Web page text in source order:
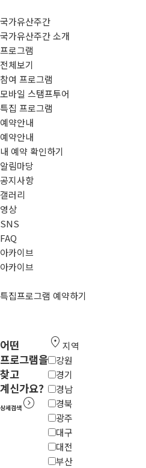
국가유산주간
국가유산주간 소개
프로그램
전체보기
참여 프로그램
모바일 스탬프투어
특집 프로그램
예약안내
예약안내
내 예약 확인하기
알림마당
공지사항
갤러리
영상
SNS
FAQ
아카이브
아카이브
특집프로그램 예약하기
어떤
프로그램을
찾고
계신가요?
상세검색 expand_circle_right
location_on 지역
강원
경기
경남
경북
광주
대구
대전
부산